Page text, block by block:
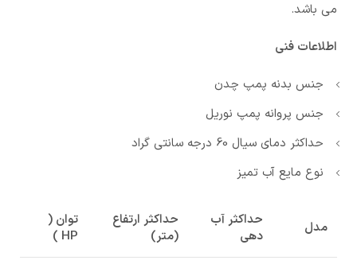
می باشد.
اطلاعات فنی
جنس بدنه پمپ چدن
جنس پروانه پمپ نوریل
حداکثر دمای سیال 60 درجه سانتی گراد
نوع مایع آب تمیز
مدل
حداکثر آب
دهی
حداکثر ارتفاع
(متر)
توان (
HP )